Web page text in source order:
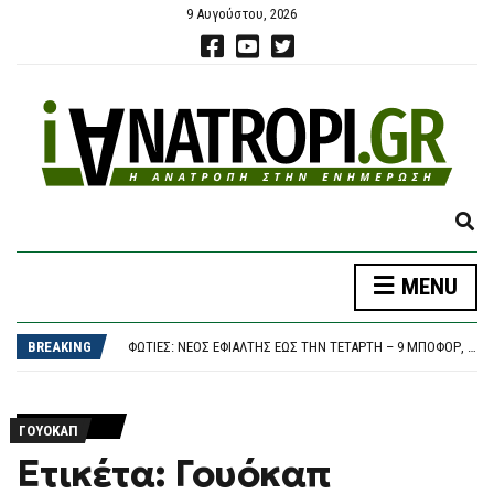
9 Αυγούστου, 2026
E
P
N
MENU
BREAKING
ΦΩΤΙΆ ΣΤΟ ΚΟΡΩΠΊ, 112 ΣΤΟΥΣ ΚΑΤΟΊΚΟΥΣ ΓΙΑ ΕΤΟΙΜΌΤΗΤΑ: ΕΠΙΧΕΙΡΟΎΝ ΙΣΧΥΡΈΣ ΕΠΊΓΕΙΕΣ ΔΥΝΆΜΕΙΣ ΚΑΙ ΈΞΙ ΕΝΑΈΡΙΑ
ΦΩΤΙΈΣ: ΝΈΟΣ ΕΦΙΆΛΤΗΣ ΈΩΣ ΤΗΝ ΤΕΤΆΡΤΗ – 9 ΜΠΟΦΌΡ, 40ΆΡΙΑ ΚΑΙ «HOT-DRY-WINDY» ΑΠΕΙΛΟΎΝ ΤΗ ΧΏΡΑ
ΓΟΥΌΚΑΠ
Ετικέτα: Γουόκαπ